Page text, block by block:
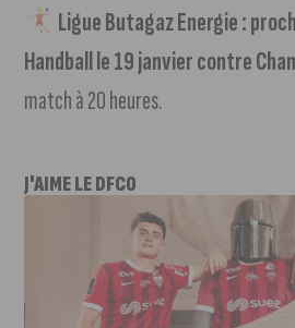
Ligue Butagaz Energie :
Handball le 19 janvier contre
match à 20 heures.
J'AIME LE DFCO